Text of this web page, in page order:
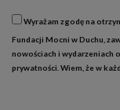
Wyrażam zgodę na
Fundacji Mocni w Duchu,
nowościach i wydarzeniach
prywatności . Wiem, że w